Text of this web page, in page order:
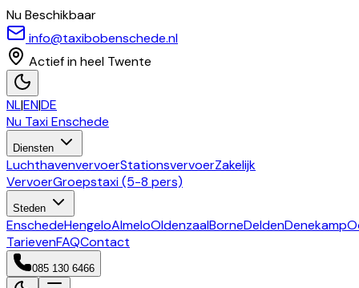
Nu Beschikbaar
info@taxibobenschede.nl
Actief in heel Twente
NL|EN|DE
Nu TaxiEnschede
Diensten
LuchthavenvervoerStationsvervoerZakelijk
VervoerGroepstaxi (5-8 pers)
Steden
EnschedeHengeloAlmeloOldenzaalBorneDeldenDenekamp
TarievenFAQContact
085 130 6466